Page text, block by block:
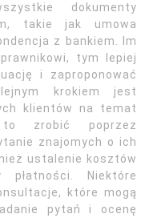
dokumenty
takie jak umowa
z bankiem. Im
tym lepiej
i zaproponować
krokiem jest
klientów na temat
zrobić poprzez
znajomych o ich
ustalenie kosztów
Niektóre
które mogą
pytań i ocenę